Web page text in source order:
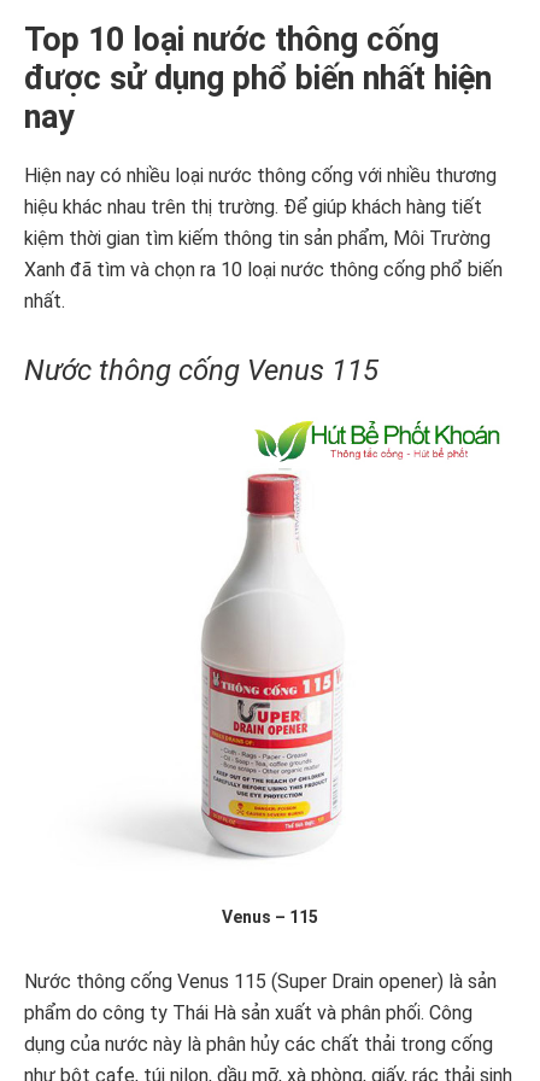
Top 10 loại nước thông cống
được sử dụng phổ biến nhất hiện
nay
Hiện nay có nhiều loại nước thông cống với nhiều thương
hiệu khác nhau trên thị trường. Để giúp khách hàng tiết
kiệm thời gian tìm kiếm thông tin sản phẩm, Môi Trường
Xanh đã tìm và chọn ra 10 loại nước thông cống phổ biến
nhất.
Nước thông cống Venus 115
Venus – 115
Nước thông cống Venus 115 (Super Drain opener) là sản
phẩm do công ty Thái Hà sản xuất và phân phối. Công
dụng của nước này là phân hủy các chất thải trong cống
như bột cafe, túi nilon, dầu mỡ, xà phòng, giấy, rác thải sinh